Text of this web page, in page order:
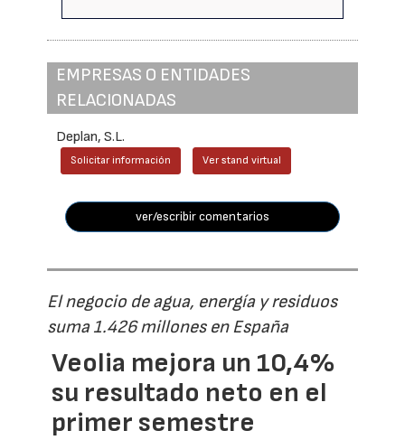
EMPRESAS O ENTIDADES
RELACIONADAS
Deplan, S.L.
Solicitar información Ver stand virtual
ver/escribir comentarios
El negocio de agua, energía y residuos
suma 1.426 millones en España
Veolia mejora un 10,4%
su resultado neto en el
primer semestre